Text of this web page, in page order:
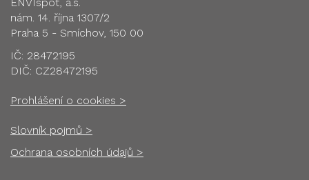
nám. 14. října 1307/2
Praha 5 - Smíchov, 150 00
IČ: 28472195
DIČ: CZ28472195
Prohlášení o cookies >
Slovník pojmů >
Ochrana osobních údajů >